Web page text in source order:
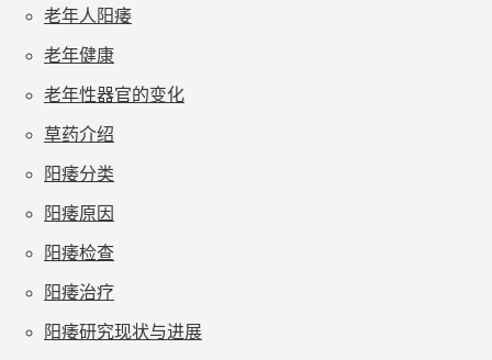
老年人阳痿
老年健康
老年性器官的变化
草药介绍
阳痿分类
阳痿原因
阳痿检查
阳痿治疗
阳痿研究现状与进展